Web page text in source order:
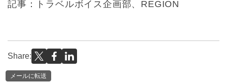
記事：トラベルボイス企画部、REGION
Share:
メールに転送